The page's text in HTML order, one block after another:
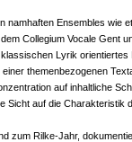
namhaften Ensembles wie
Collegium Vocale Gent
Lyrik orientiertes
themenbezogenen
auf inhaltliche
Sicht auf die Charakteristik
zum Rilke-Jahr,